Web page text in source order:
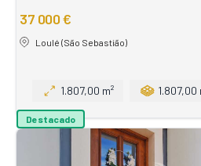
37 000 €
Loulé (São Sebastião)
1.807,00 m² 1.807,00
Destacado